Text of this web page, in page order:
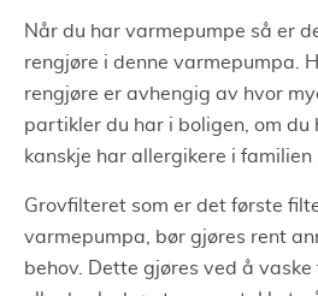
Når du har varmepumpe så er
rengjøre i denne varmepumpa.
rengjøre er avhengig av hvor
partikler du har i boligen, om du
kanskje har allergikere i familien
Grovfilteret som er det første
varmepumpa, bør gjøres rent
behov. Dette gjøres ved å